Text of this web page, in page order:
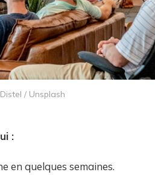
/ Unsplash
:
en quelques semaines.